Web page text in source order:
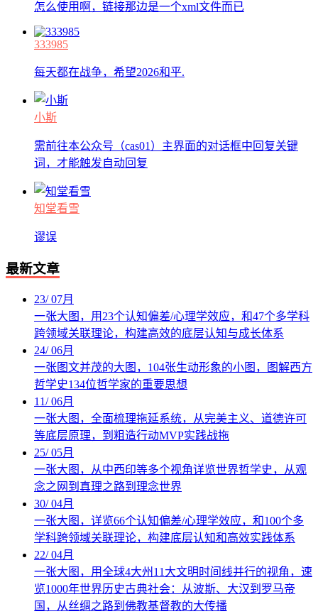
怎么使用啊，链接那边是一个xml文件而已
333985
每天都在战争，希望2026和平.
小斯
需前往本公众号（cas01）主界面的对话框中回复关键
词，才能触发自动回复
知堂看雪
谬误
最新文章
23/07月
一张大图，用23个认知偏差/心理学效应，和47个多学科
跨领域关联理论，构建高效的底层认知与成长体系
24/06月
一张图文并茂的大图，104张生动形象的小图，图解西方
哲学史134位哲学家的重要思想
11/06月
一张大图，全面梳理拖延系统，从完美主义、道德许可
等底层原理，到粗造行动MVP实践战拖
25/05月
一张大图，从中西印等多个视角详览世界哲学史，从观
念之网到真理之路到理念世界
30/04月
一张大图，详览66个认知偏差/心理学效应，和100个多
学科跨领域关联理论，构建底层认知和高效实践体系
22/04月
一张大图，用全球4大州11大文明时间线并行的视角，速
览1000年世界历史古典社会：从波斯、大汉到罗马帝
国，从丝绸之路到佛教基督教的大传播